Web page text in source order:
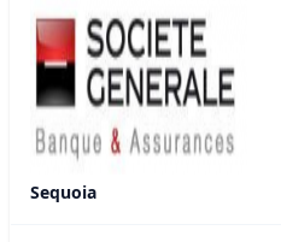
Sequoia